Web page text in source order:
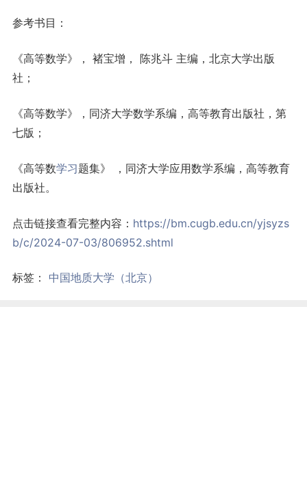
参考书目：
《高等数学》， 褚宝增， 陈兆斗 主编，北京大学出版
社；
《高等数学》，同济大学数学系编，高等教育出版社，第
七版；
《高等数学习题集》 ，同济大学应用数学系编，高等教育
出版社。
点击链接查看完整内容： https://bm.cugb.edu.cn/yjsyzs
b/c/2024-07-03/806952.shtml
标签： 中国地质大学（北京）